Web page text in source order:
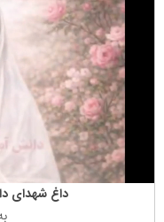
داغ شهدای